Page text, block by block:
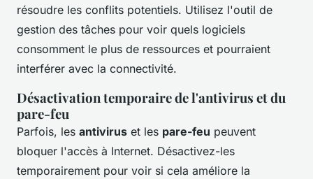
résoudre les conflits potentiels. Utilisez l'outil de
gestion des tâches pour voir quels logiciels
consomment le plus de ressources et pourraient
interférer avec la connectivité.
Désactivation temporaire de l'antivirus et du
pare-feu
Parfois, les antivirus et les pare-feu peuvent
bloquer l'accès à Internet. Désactivez-les
temporairement pour voir si cela améliore la